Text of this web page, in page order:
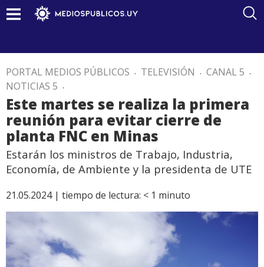
PORTAL MEDIOS PÚBLICOS . TELEVISIÓN . CANAL 5 .
NOTICIAS 5 .
Este martes se realiza la primera
reunión para evitar cierre de
planta FNC en Minas
Estarán los ministros de Trabajo, Industria,
Economía, de Ambiente y la presidenta de UTE
21.05.2024 | tiempo de lectura: < 1 minuto